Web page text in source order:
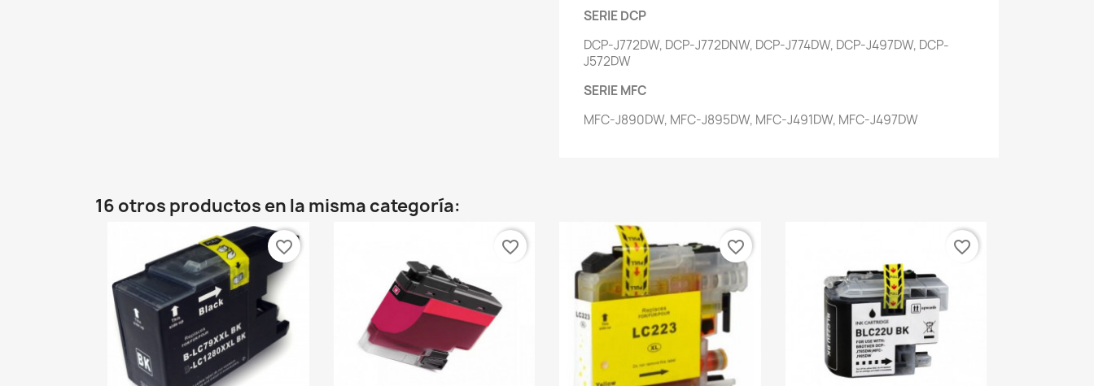
SERIE DCP
DCP-J772DW, DCP-J772DNW, DCP-J774DW, DCP-J497DW, DCP-
J572DW
SERIE MFC
MFC-J890DW, MFC-J895DW, MFC-J491DW, MFC-J497DW
16 otros productos en la misma categoría:
favorite_border favorite_border favorite_border favorite_border